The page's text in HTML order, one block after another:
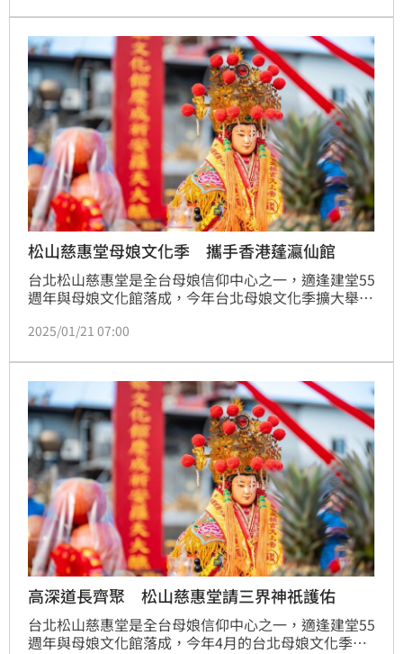
傳至彰化員林一帶，由王母宮現任乩身李老先生在分靈
的員林小琉球王母宮服務。
松山慈惠堂母娘文化季 攜手香港蓬瀛仙館
台北松山慈惠堂是全台母娘信仰中心之一，適逢建堂55
週年與母娘文化館落成，今年台北母娘文化季擴大舉
家參與，由台灣正一派林威呈道長主導，並特別邀請香
文化傳承的宗教盛會。
2025/01/21 07:00
高深道長齊聚 松山慈惠堂請三界神祇護佑
台北松山慈惠堂是全台母娘信仰中心之一，適逢建堂55
週年與母娘文化館落成，今年4月的台北母娘文化季將